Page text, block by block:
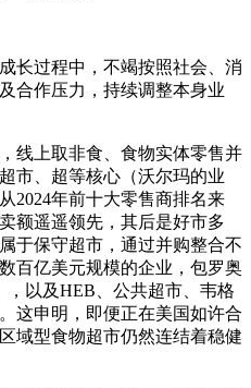
过程中，不竭按照社会、消
合作压力，持续调整本身业
上取非食、食物实体零售并
市、超等核心（沃尔玛的业
2024年前十大零售商排名来
额遥遥领先，其后是好市多
于保守超市，通过并购整合不
百亿美元规模的企业，包罗奥
，以及HEB、公共超市、韦格
这申明，即便正在美国如许合
域型食物超市仍然连结着稳健